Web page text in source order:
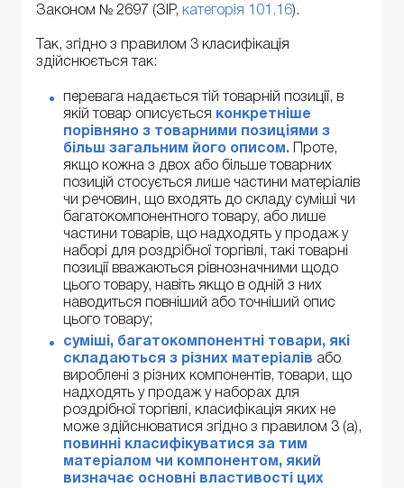
Законом № 2697 (ЗІР, категорія 101.16).
Так, згідно з правилом 3 класифікація
здійснюється так:
перевага надається тій товарній позиції, в
якій товар описується конкретніше
порівняно з товарними позиціями з
більш загальним його описом. Проте,
якщо кожна з двох або більше товарних
позицій стосується лише частини матеріалів
чи речовин, що входять до складу суміші чи
багатокомпонентного товару, або лише
частини товарів, що надходять у продаж у
наборі для роздрібної торгівлі, такі товарні
позиції вважаються рівнозначними щодо
цього товару, навіть якщо в одній з них
наводиться повніший або точніший опис
цього товару;
суміші, багатокомпонентні товари, які
складаються з різних матеріалів або
вироблені з різних компонентів, товари, що
надходять у продаж у наборах для
роздрібної торгівлі, класифікація яких не
може здійснюватися згідно з правилом 3 (a),
повинні класифікуватися за тим
матеріалом чи компонентом, який
визначає основні властивості цих